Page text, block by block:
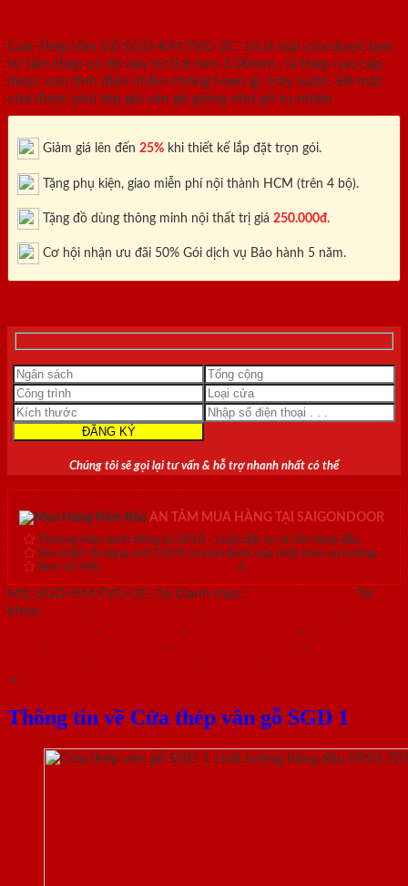
Cửa Thép Vân Gỗ SGD-KM.TVG-2C-16 là loại cửa được làm
từ tấm thép có độ dày từ 0,8 mm-1.00mm , là thép cao cấp
được sơn tĩnh điện nhằm chống hoen gỉ, trầy xước. Bề mặt
cửa được phủ lớp giả vân gỗ giống như gỗ tự nhiên
Giảm giá lên đến 25% khi thiết kế lắp đặt trọn gói.
Tặng phụ kiện, giao miễn phí nội thành HCM (trên 4 bộ).
Tặng đồ dùng thông minh nội thất trị giá 250.000đ.
Cơ hội nhận ưu đãi 50% Gói dịch vụ Bảo hành 5 năm.
Chúng tôi sẽ gọi lại tư vấn & hỗ trợ nhanh nhất có thể
AN TÂM MUA HÀNG TẠI SAIGONDOOR
Thương hiệu danh tiếng từ 2010 - Luôn đặt uy tín lên hàng đầu.
Sản phẩm đa dạng mới 100% và luôn được cập nhật theo xu hướng.
Xem chi tiết:
&
Mã: SGD-KM.TVG-2C-16 Danh mục:
Từ
khóa:
, , ,
, , ,
, , ,
, , ,
Thông tin về Cửa thép vân gỗ SGD 1